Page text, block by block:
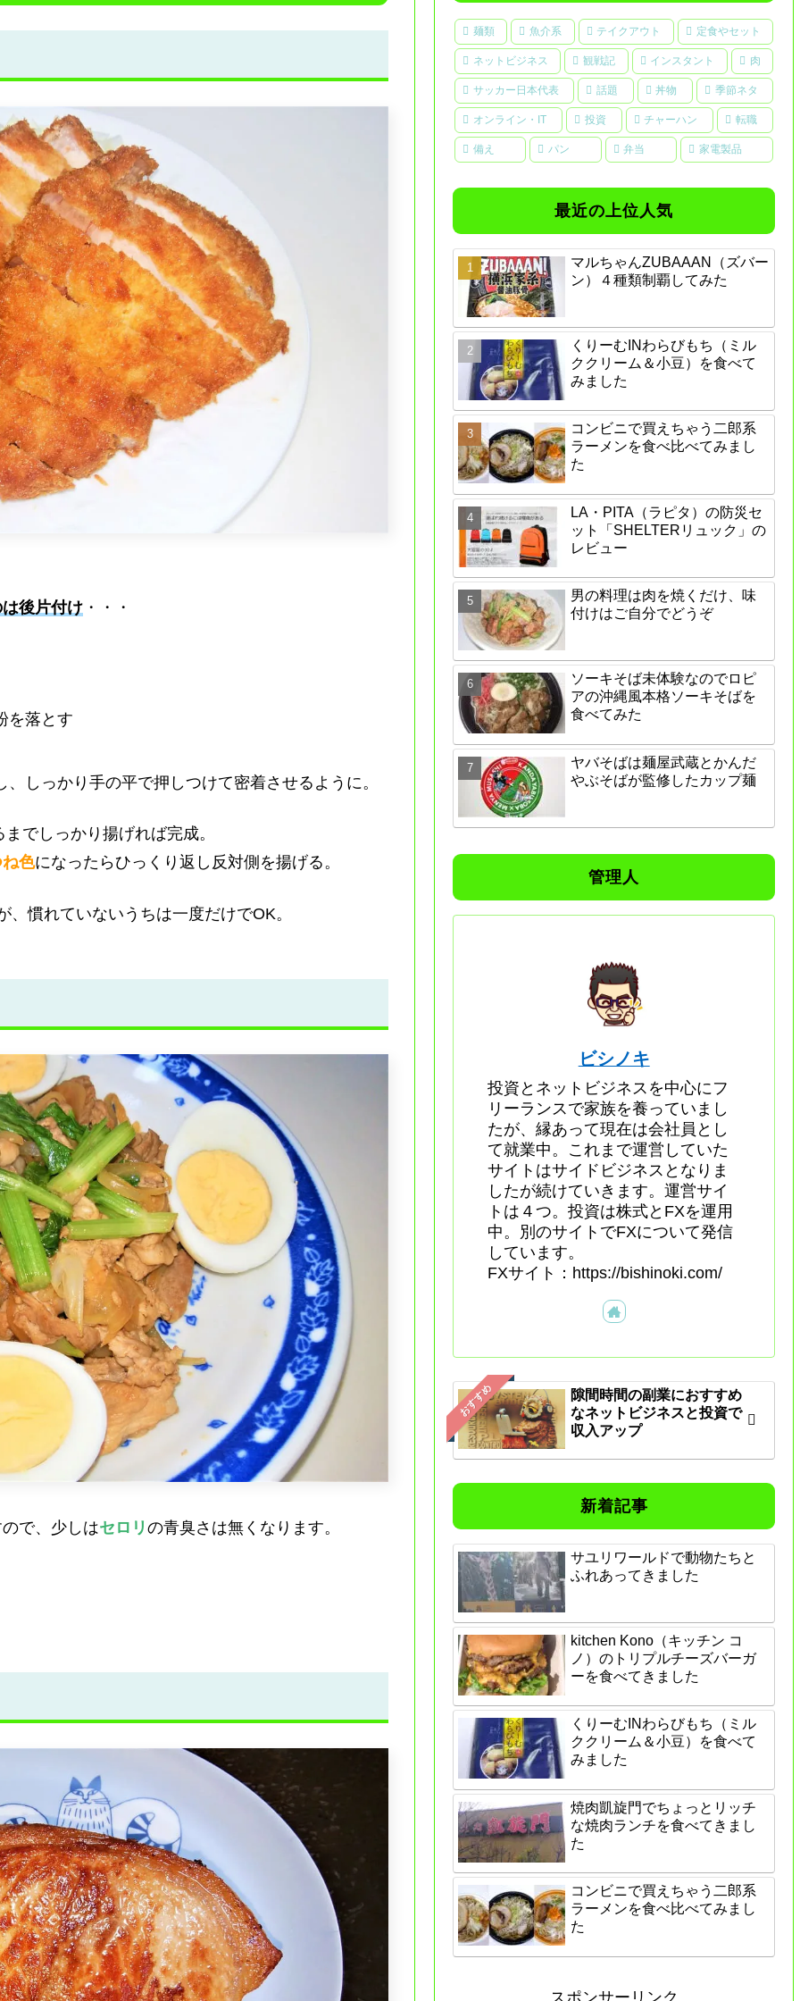
後片付け・・・
を落とす
しっかり手の平で押しつけて密着させるように。
までしっかり揚げれば完成。
色になったらひっくり返し反対側を揚げる。
慣れていないうちは一度だけでOK。
で、少しはセロリ の青臭さは無くなります。
麺類 魚介系 テイクアウト 定食やセット
ネットビジネス 観戦記 インスタント 肉
サッカー日本代表 話題 丼物 季節ネタ
オンライン・IT 投資 チャーハン 転職
備え パン 弁当 家電製品
最近の上位人気
マルちゃんZUBAAAN（ズバー
ン）４種類制覇してみた
くりーむINわらびもち（ミル
ククリーム＆小豆）を食べて
みました
コンビニで買えちゃう二郎系
ラーメンを食べ比べてみまし
た
LA・PITA（ラピタ）の防災セ
ット「SHELTERリュック」の
レビュー
男の料理は肉を焼くだけ、味
付けはご自分でどうぞ
ソーキそば未体験なのでロピ
アの沖縄風本格ソーキそばを
食べてみた
ヤバそばは麺屋武蔵とかんだ
やぶそばが監修したカップ麺
管理人
ビシノキ
投資とネットビジネスを中心にフ
リーランスで家族を養っていまし
たが、縁あって現在は会社員とし
て就業中。これまで運営していた
サイトはサイドビジネスとなりま
したが続けていきます。運営サイ
トは４つ。投資は株式とFXを運用
中。別のサイトでFXについて発信
しています。
FXサイト：https://bishinoki.com/
おすすめ
隙間時間の副業におすすめ
なネットビジネスと投資で
収入アップ
新着記事
サユリワールドで動物たちと
ふれあってきました
kitchen Kono（キッチン コ
ノ）のトリプルチーズバーガ
ーを食べてきました
くりーむINわらびもち（ミル
ククリーム＆小豆）を食べて
みました
焼肉凱旋門でちょっとリッチ
な焼肉ランチを食べてきまし
た
コンビニで買えちゃう二郎系
ラーメンを食べ比べてみまし
た
スポンサーリンク